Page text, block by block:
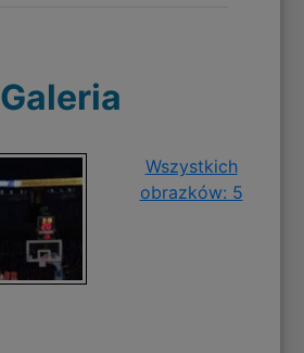
Galeria
Wszystkich
obrazków: 5